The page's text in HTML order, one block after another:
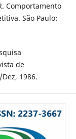
Comportamento
São Paulo:
de
1986.